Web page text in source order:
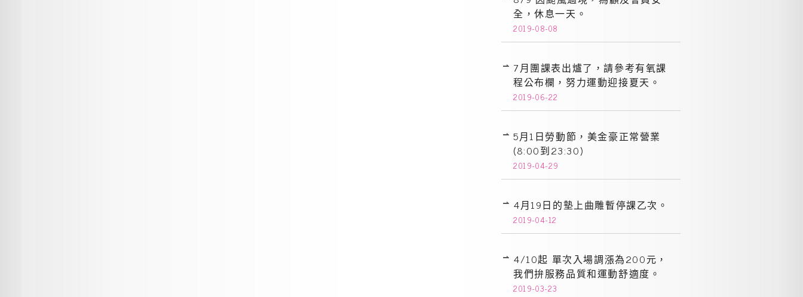
全，休息一天。
2019-08-08
7月團課表出爐了，請參考有氧課
程公布欄，努力運動迎接夏天。
2019-06-22
5月1日勞動節，美金豪正常營業
(8:00到23:30)
2019-04-29
4月19日的墊上曲雕暫停課乙次。
2019-04-12
4/10起 單次入場調漲為200元，
我們拚服務品質和運動舒適度。
2019-03-23